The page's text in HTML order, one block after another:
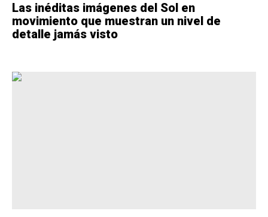
Las inéditas imágenes del Sol en
movimiento que muestran un nivel de
detalle jamás visto